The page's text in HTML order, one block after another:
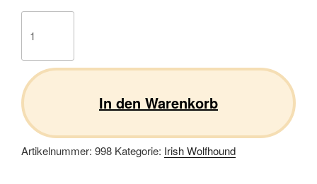
Wolfhound
Menge
In den Warenkorb
Artikelnummer: 998 Kategorie: Irish Wolfhound